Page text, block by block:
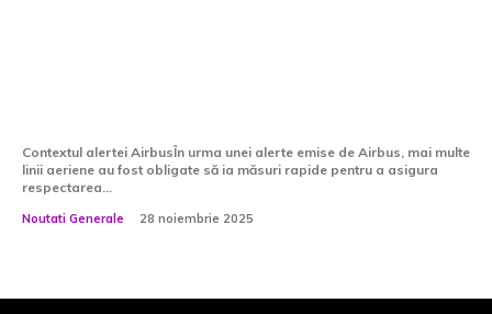
Contextul alertei AirbusÎn urma unei alerte emise de Airbus, mai multe
linii aeriene au fost obligate să ia măsuri rapide pentru a asigura
respectarea...
Noutati Generale 28 noiembrie 2025